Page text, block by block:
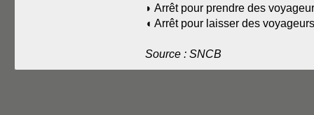
◗ Arrêt pour prendre des
◖ Arrêt pour laisser des
Source : SNCB